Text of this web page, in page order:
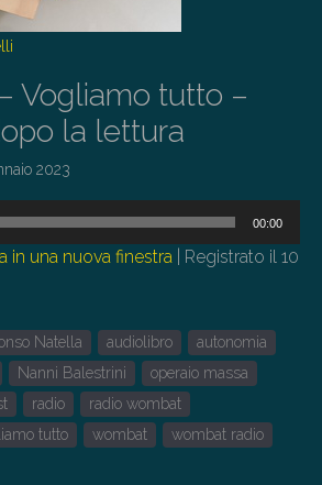
Vogliamo tutto –
la lettura
2023
00:00
in una nuova finestra
Registrato il 10
Natella audiolibro
autonomia
Nanni Balestrini
operaio massa
radio
radio wombat
tutto wombat wombat radio